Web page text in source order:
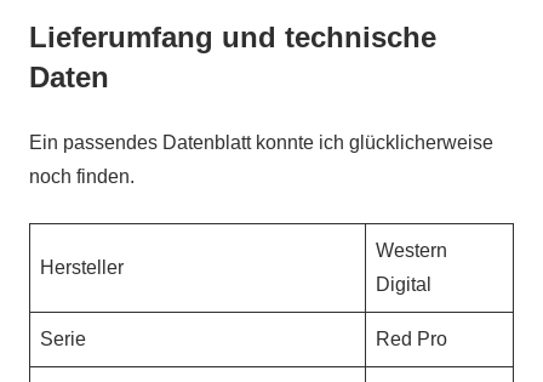
Lieferumfang und technische
Daten
Ein passendes Datenblatt konnte ich glücklicherweise
noch finden.
Hersteller
Western
Digital
Serie Red Pro